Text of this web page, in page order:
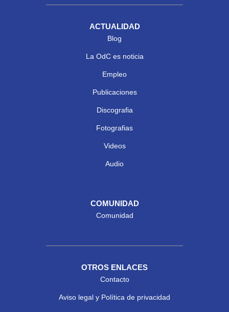
ACTUALIDAD
Blog
La OdC es noticia
Empleo
Publicaciones
Discografia
Fotografias
Videos
Audio
COMUNIDAD
Comunidad
OTROS ENLACES
Contacto
Aviso legal y Política de privacidad